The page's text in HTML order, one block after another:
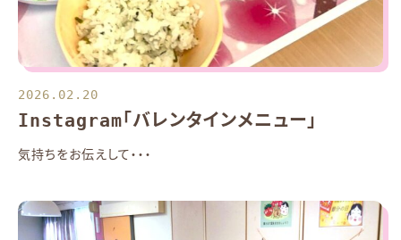
2026.02.20
Instagram「バレンタインメニュー」
気持ちをお伝えして・・・